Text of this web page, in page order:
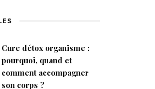
Cure détox organisme :
pourquoi, quand et
comment accompagner
son corps ?